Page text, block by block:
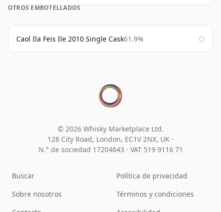
OTROS EMBOTELLADOS
Caol Ila Feis Ile 2010 Single Cask61.9%
© 2026 Whisky Marketplace Ltd.
128 City Road, London, EC1V 2NX, UK ·
N.° de sociedad 17204643 · VAT 519 9116 71
Buscar
Sobre nosotros
Política de privacidad
Términos y condiciones